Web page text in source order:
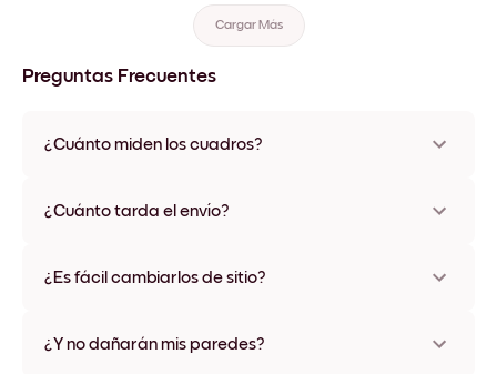
Cargar Más
Preguntas Frecuentes
¿Cuánto miden los cuadros?
varios materiales y colores de marco, incluidas opciones sin
¿Cuánto tarda el envío?
disponibles en algunos países. Te enviaremos un número de
¿Es fácil cambiarlos de sitio?
ningún daño
¿Y no dañarán mis paredes?